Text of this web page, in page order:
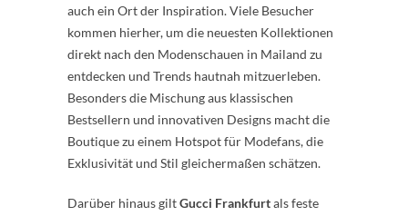
auch ein Ort der Inspiration. Viele Besucher
kommen hierher, um die neuesten Kollektionen
direkt nach den Modenschauen in Mailand zu
entdecken und Trends hautnah mitzuerleben.
Besonders die Mischung aus klassischen
Bestsellern und innovativen Designs macht die
Boutique zu einem Hotspot für Modefans, die
Exklusivität und Stil gleichermaßen schätzen.
Darüber hinaus giltGucci Frankfurtals feste